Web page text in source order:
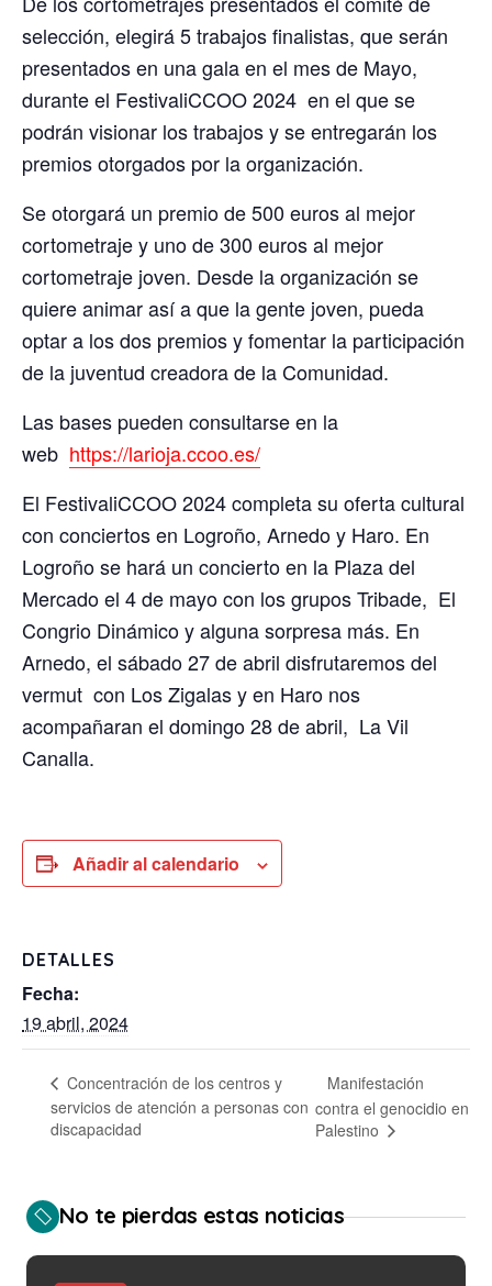
selección, elegirá 5 trabajos finalistas, que serán
presentados en una gala en el mes de Mayo,
durante el FestivaliCCOO 2024 en el que se
podrán visionar los trabajos y se entregarán los
premios otorgados por la organización.
Se otorgará un premio de 500 euros al mejor
cortometraje y uno de 300 euros al mejor
cortometraje joven. Desde la organización se
quiere animar así a que la gente joven, pueda
optar a los dos premios y fomentar la participación
de la juventud creadora de la Comunidad.
Las bases pueden consultarse en la
web https://larioja.ccoo.es/
El FestivaliCCOO 2024 completa su oferta cultural
con conciertos en Logroño, Arnedo y Haro. En
Logroño se hará un concierto en la Plaza del
Mercado el 4 de mayo con los grupos Tribade, El
Congrio Dinámico y alguna sorpresa más. En
Arnedo, el sábado 27 de abril disfrutaremos del
vermut con Los Zigalas y en Haro nos
acompañaran el domingo 28 de abril, La Vil
Canalla.
Añadir al calendario
DETALLES
Fecha:
19 abril, 2024
Concentración de los centros y
servicios de atención a personas con
discapacidad
Manifestación
contra el genocidio en
Palestino
No te pierdas estas noticias